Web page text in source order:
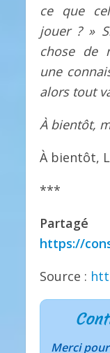
ce que
jouer? »
chose de
une
alors tout
À bientôt,
À bientôt,
***
https://
Source :
Merci